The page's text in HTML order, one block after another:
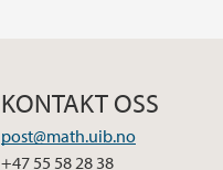
KONTAKT OSS
post@math.uib.no
+47 55 58 28 38